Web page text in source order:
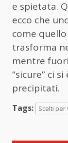
e spietata.
ecco che
come
trasforma
mentre
“sicure” ci
precipitati.
Tags: Scelti per